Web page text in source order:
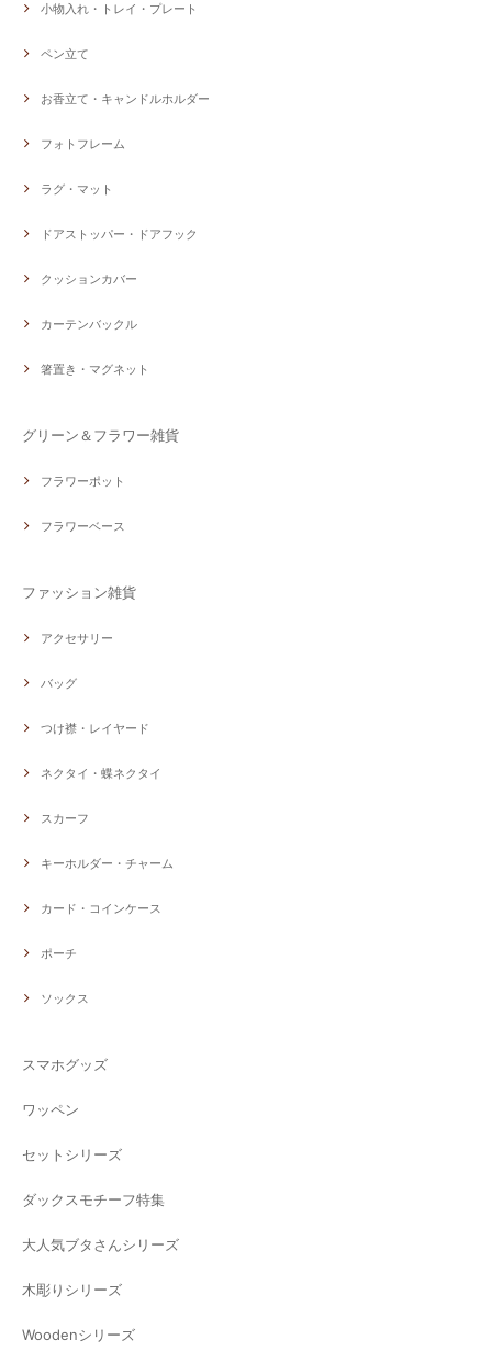
小物入れ・トレイ・プレート
ペン立て
お香立て・キャンドルホルダー
フォトフレーム
ラグ・マット
ドアストッパー・ドアフック
クッションカバー
カーテンバックル
箸置き・マグネット
グリーン＆フラワー雑貨
フラワーポット
フラワーベース
ファッション雑貨
アクセサリー
バッグ
つけ襟・レイヤード
ネクタイ・蝶ネクタイ
スカーフ
キーホルダー・チャーム
カード・コインケース
ポーチ
ソックス
スマホグッズ
ワッペン
セットシリーズ
ダックスモチーフ特集
大人気ブタさんシリーズ
木彫りシリーズ
Woodenシリーズ